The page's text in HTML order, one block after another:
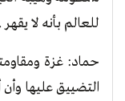
للعالم بأنه لا يقهر .
حماد: غزة
التضييق عليها وأن